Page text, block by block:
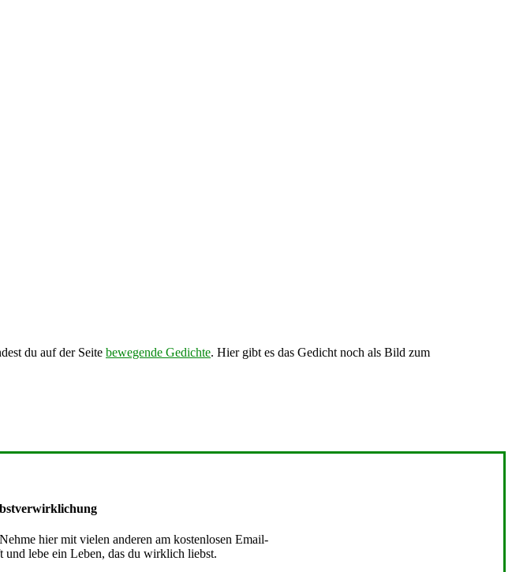
du auf der Seite bewegende Gedichte. Hier gibt es das Gedicht noch als Bild zum
hier mit vielen anderen am kostenlosen Email-
lebe ein Leben, das du wirklich liebst.